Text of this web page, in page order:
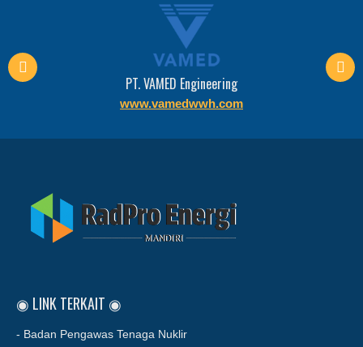
PT. VAMED Engineering
www.vamedwwh.com
◉ LINK TERKAIT ◉
- Badan Pengawas Tenaga Nuklir